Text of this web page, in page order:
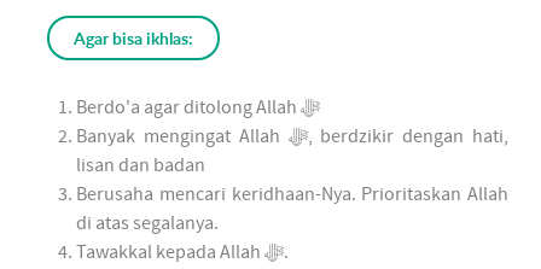
Agar bisa ikhlas:
Berdo'a agar ditolong Allah ﷻ
Banyak mengingat Allah ﷻ, berdzikir dengan hati,
lisan dan badan
Berusaha mencari keridhaan-Nya. Prioritaskan Allah
di atas segalanya.
Tawakkal kepada Allah ﷻ.